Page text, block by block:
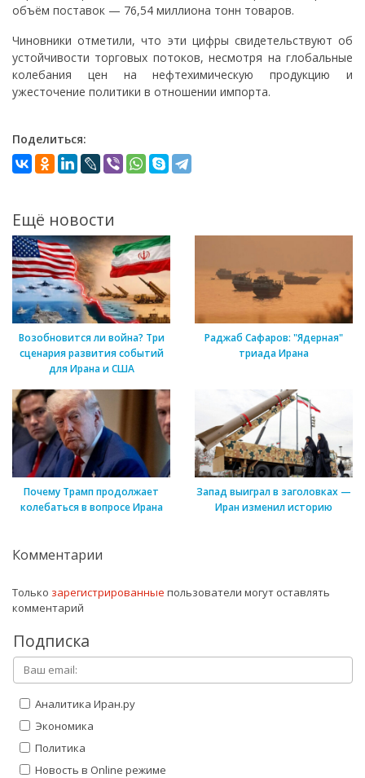
объём поставок — 76,54 миллиона тонн товаров.
Чиновники отметили, что эти цифры свидетельствуют об
устойчивости торговых потоков, несмотря на глобальные
колебания цен на нефтехимическую продукцию и
ужесточение политики в отношении импорта.
Поделиться:
Ещё новости
Возобновится ли война? Три
сценария развития событий
для Ирана и США
Раджаб Сафаров: "Ядерная"
триада Ирана
Почему Трамп продолжает
колебаться в вопросе Ирана
Запад выиграл в заголовках —
Иран изменил историю
Комментарии
Только зарегистрированные пользователи могут оставлять
комментарий
Подписка
Аналитика Иран.ру
Экономика
Политика
Новость в Online режиме